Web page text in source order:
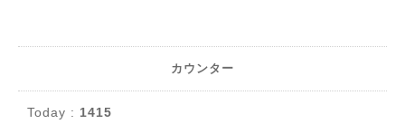
カウンター
Today : 1415